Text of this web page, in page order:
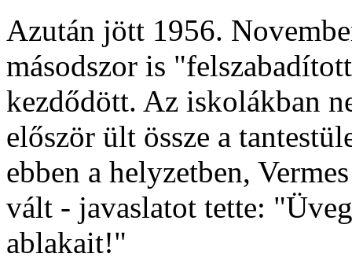
Azután jött 1956.
másodszor is
kezdődött. Az iskolákban
először ült össze a
ebben a helyzetben,
vált - javaslatot tette:
ablakait!"